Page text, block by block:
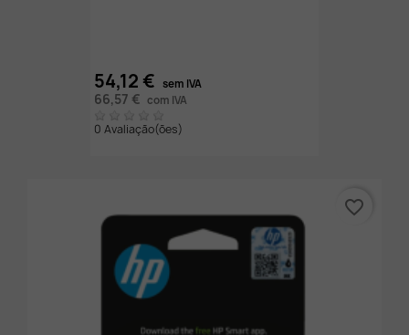
54,12 € sem IVA
66,57 € com IVA
0 Avaliação(ões)
favorite_border